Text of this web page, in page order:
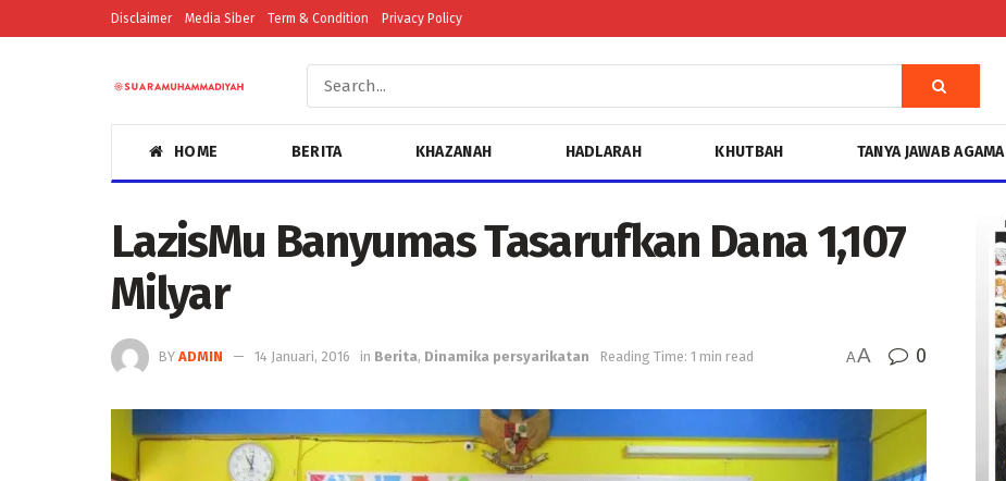
Disclaimer Media Siber Term & Condition Privacy Policy
HOME BERITA KHAZANAH HADLARAH KHUTBAH TANYA JAWAB AGAMA
LazisMu Banyumas Tasarufkan Dana 1,107
Milyar
BY ADMIN 14 Januari, 2016 in Berita, Dinamika persyarikatan Reading Time: 1 min read AA 0